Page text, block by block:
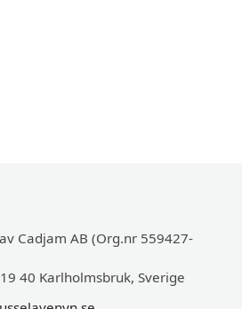
Cadjam AB (Org.nr 559427-
40 Karlholmsbruk, Sverige